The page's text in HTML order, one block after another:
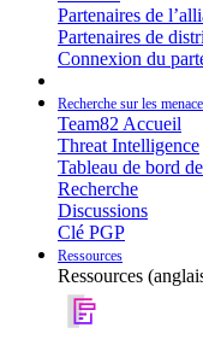
Partenaires de
Partenaires de
Connexion du
Recherche sur les
Team82 Accueil
Threat Intelligence
Tableau de bord
Recherche
Discussions
Clé PGP
Ressources
Ressources